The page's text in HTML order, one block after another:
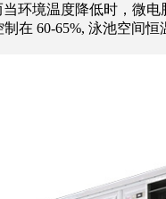
环境温度降低时，微
在 60-65%, 泳池空间